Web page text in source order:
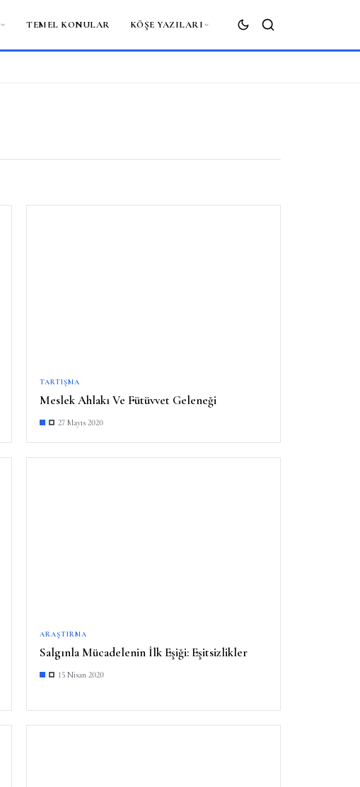
TEMEL KONULAR KÖŞE YAZILARI
ARA
TARTIŞMA
Meslek Ahlakı Ve Fütüvvet Geleneği
27 Mayıs 2020
ARAŞTIRMA
Salgınla Mücadelenin İlk Eşiği: Eşitsizlikler
15 Nisan 2020